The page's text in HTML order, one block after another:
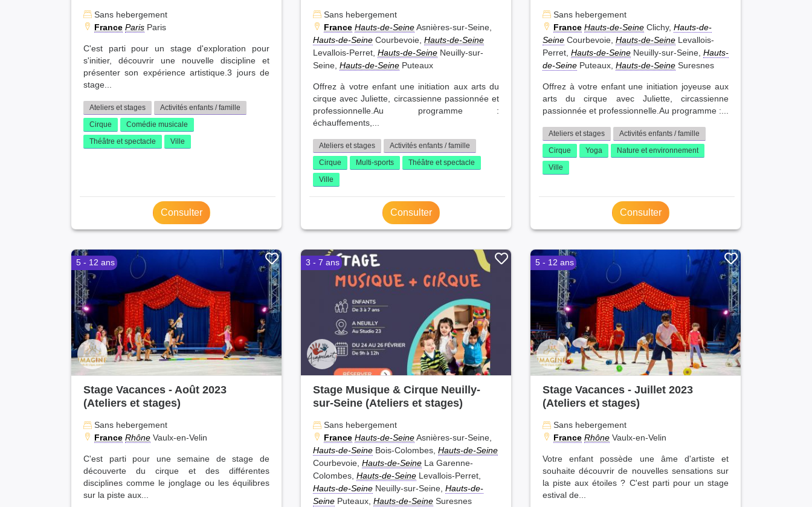
Sans hebergement
France Paris Paris
C'est parti pour un stage d'exploration pour
s'initier, découvrir une nouvelle discipline et
présenter son expérience artistique.3 jours de
stage...
Ateliers et stages
Activités enfants / famille
Cirque
Comédie musicale
Théâtre et spectacle
Ville
Consulter
Sans hebergement
France Hauts-de-SeineAsnières-sur-Seine,
Hauts-de-Seine Courbevoie, Hauts-de-Seine
Levallois-Perret, Hauts-de-Seine Neuilly-sur-
Seine, Hauts-de-Seine Puteaux
Offrez à votre enfant une initiation aux arts du
cirque avec Juliette, circassienne passionnée et
professionnelle.Au programme :
échauffements,...
Ateliers et stages
Activités enfants / famille
Cirque
Multi-sports
Théâtre et spectacle
Ville
Consulter
Sans hebergement
France Hauts-de-Seine Clichy, Hauts-de-
Seine Courbevoie, Hauts-de-Seine Levallois-
Perret, Hauts-de-Seine Neuilly-sur-Seine, Hauts-
de-Seine Puteaux, Hauts-de-Seine Suresnes
Offrez à votre enfant une initiation joyeuse aux
arts du cirque avec Juliette, circassienne
passionnée et professionnelle.Au programme :...
Ateliers et stages
Activités enfants / famille
Cirque
Yoga
Nature et environnement
Ville
Consulter
5 - 12 ans
Stage Vacances - Août 2023
(Ateliers et stages)
Sans hebergement
France Rhône Vaulx-en-Velin
C'est parti pour une semaine de stage de
découverte du cirque et des différentes
disciplines comme le jonglage ou les équilibres
sur la piste aux...
3 - 7 ans
Stage Musique & Cirque Neuilly-
sur-Seine (Ateliers et stages)
Sans hebergement
France Hauts-de-SeineAsnières-sur-Seine,
Hauts-de-Seine Bois-Colombes, Hauts-de-Seine
Courbevoie, Hauts-de-Seine La Garenne-
Colombes, Hauts-de-Seine Levallois-Perret,
Hauts-de-Seine Neuilly-sur-Seine, Hauts-de-
Seine Puteaux, Hauts-de-Seine Suresnes
5 - 12 ans
Stage Vacances - Juillet 2023
(Ateliers et stages)
Sans hebergement
France Rhône Vaulx-en-Velin
Votre enfant possède une âme d'artiste et
souhaite découvrir de nouvelles sensations sur
la piste aux étoiles ? C'est parti pour un stage
estival de...